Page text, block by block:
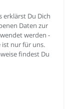
erklärst Du Dich
Daten zur
werden -
ist nur für uns.
findest Du